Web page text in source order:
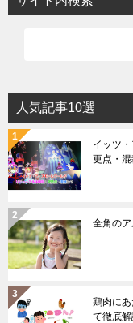
人気記事10選
イッツ
更点・混
全角の
鶏肉に
て徹底